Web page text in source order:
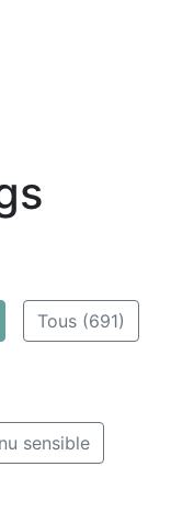
Tous (691)
sensible